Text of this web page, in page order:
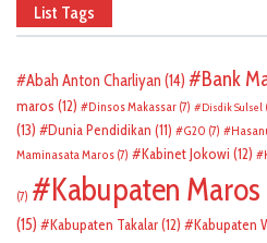
List Tags
Abah Anton Charliyan (14) Bank
maros (12) Dinsos Makassar (7) Disdik Sulsel
(13)
Dunia Pendidikan (11) G20 (7)
Maminasata Maros (7) Kabinet Jokowi (12)
(7) Kabupaten Maros
(15)
Kabupaten Takalar(12) Kabupaten